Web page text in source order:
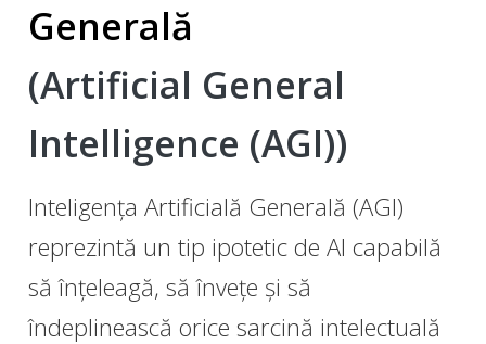
Generală
(Artificial General
Intelligence (AGI))
Inteligența Artificială Generală (AGI)
reprezintă un tip ipotetic de AI capabilă
să înțeleagă, să învețe și să
îndeplinească orice sarcină intelectuală